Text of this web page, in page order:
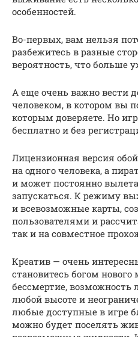
особенностей.
Во-первых, вам нельзя
разбежитесь в разные
вероятность, что больше
А еще очень важно вести
человеком, в котором вы
которым доверяете. Но
бесплатно и без
Лицензионная версия
на одного человека, а
и может постоянно
запускаться. К режиму
и всевозможные карты,
пользователями и
так и на совместное
Креатив — очень
становитесь богом
бессмертие, возможность
любой высоте и
любые доступные в игре
можно будет поселять